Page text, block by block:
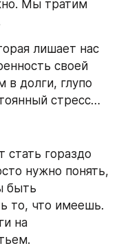
Мы тратим
лишает нас
своей
долги, глупо
стресс…
гораздо
нужно понять,
быть
то, что имеешь.
на